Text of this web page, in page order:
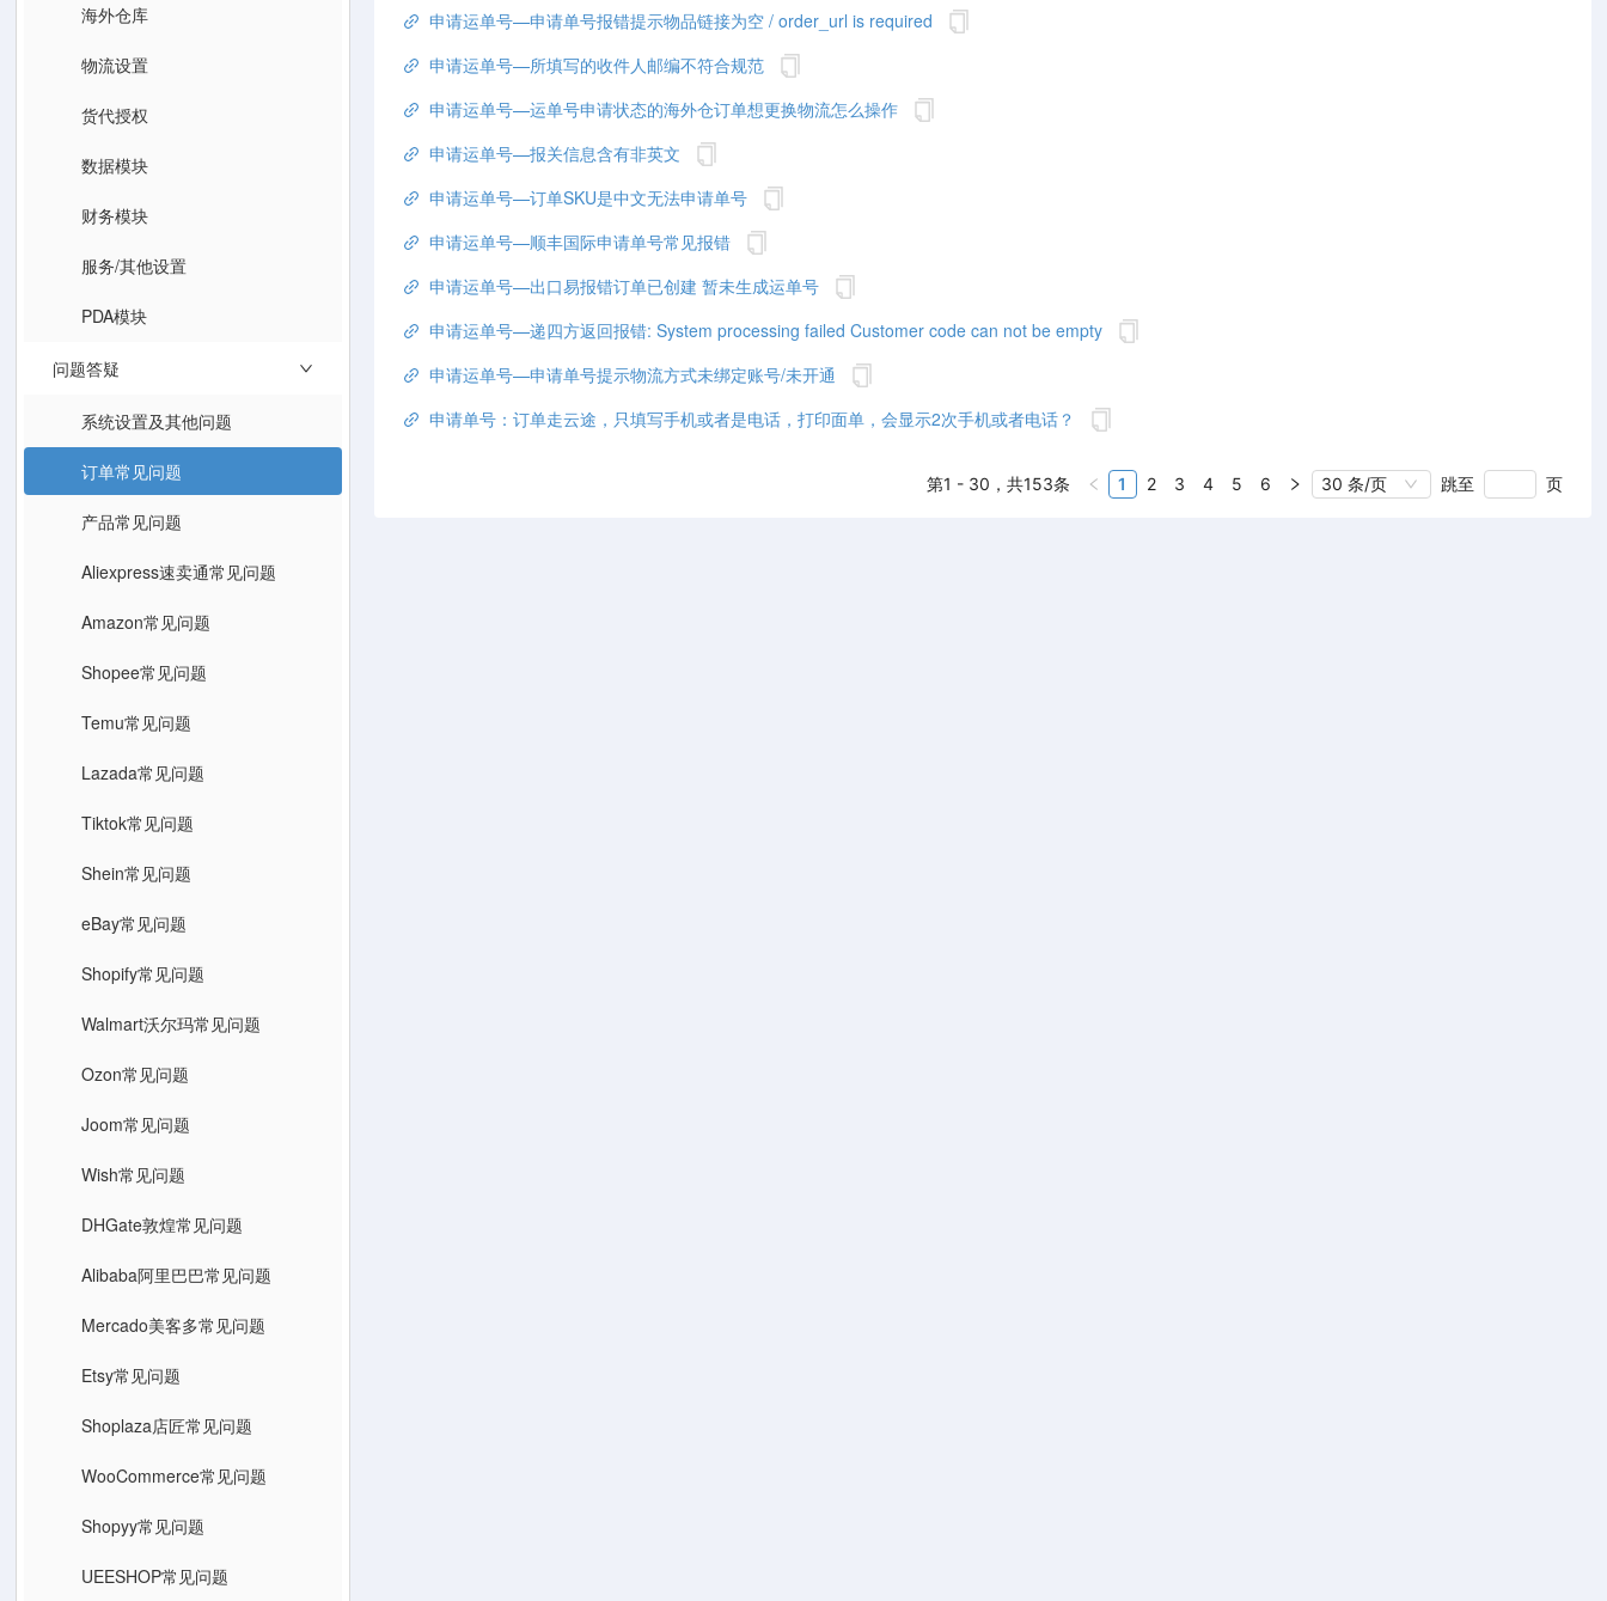
海外仓库
物流设置
货代授权
数据模块
财务模块
服务/其他设置
PDA模块
问题答疑
系统设置及其他问题
订单常见问题
产品常见问题
Aliexpress速卖通常见问题
Amazon常见问题
Shopee常见问题
Temu常见问题
Lazada常见问题
Tiktok常见问题
Shein常见问题
eBay常见问题
Shopify常见问题
Walmart沃尔玛常见问题
Ozon常见问题
Joom常见问题
Wish常见问题
DHGate敦煌常见问题
Alibaba阿里巴巴常见问题
Mercado美客多常见问题
Etsy常见问题
Shoplaza店匠常见问题
WooCommerce常见问题
Shopyy常见问题
UEESHOP常见问题
申请运单号—申请单号报错提示物品链接为空 / order_url is required
申请运单号—所填写的收件人邮编不符合规范
申请运单号—运单号申请状态的海外仓订单想更换物流怎么操作
申请运单号—报关信息含有非英文
申请运单号—订单SKU是中文无法申请单号
申请运单号—顺丰国际申请单号常见报错
申请运单号—出口易报错订单已创建 暂未生成运单号
申请运单号—递四方返回报错: System processing failed Customer code can not be empty
申请运单号—申请单号提示物流方式未绑定账号/未开通
申请单号：订单走云途，只填写手机或者是电话，打印面单，会显示2次手机或者电话？
第1 - 30，共153条 1 2 3 4 5 6 30 条/页 跳至 页